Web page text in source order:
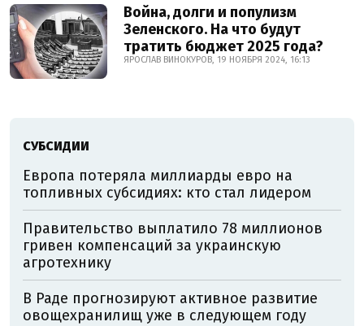
Война, долги и популизм
Зеленского. На что будут
тратить бюджет 2025 года?
ЯРОСЛАВ ВИНОКУРОВ, 19 НОЯБРЯ 2024, 16:13
СУБСИДИИ
Европа потеряла миллиарды евро на
топливных субсидиях: кто стал лидером
Правительство выплатило 78 миллионов
гривен компенсаций за украинскую
агротехнику
В Раде прогнозируют активное развитие
овощехранилищ уже в следующем году